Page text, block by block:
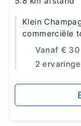
Klein
commerciële
Vanaf € 30
2